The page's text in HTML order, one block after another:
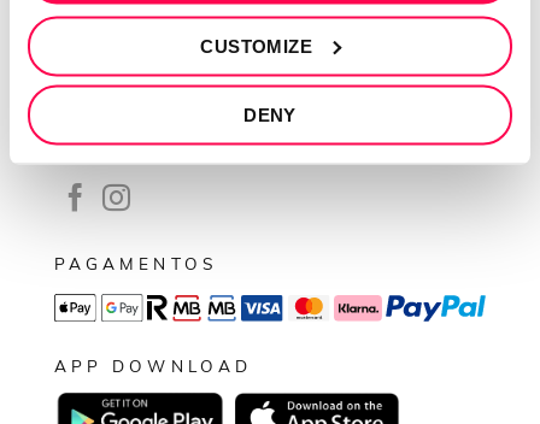
CUSTOMIZE
DENY
Termos e condições
Resolução de conflitos
Livro de reclamações
SEGUE-NOS
PAGAMENTOS
APP DOWNLOAD